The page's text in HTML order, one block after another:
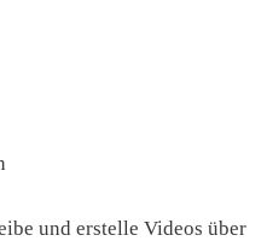
und erstelle Videos über